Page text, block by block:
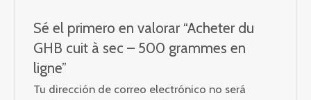
Sé el primero en valorar “Acheter du
GHB cuit à sec – 500 grammes en
ligne”
Tu dirección de correo electrónico no será